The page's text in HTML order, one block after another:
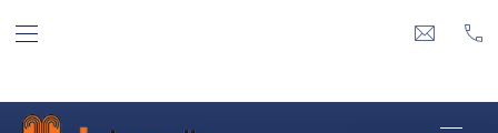
ΕΠΆΝΩ ΓΡΑΜΜΉ ΠΛΟΉΓΗΣΗ